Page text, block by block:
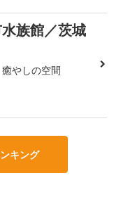
族館／茨城
やしの空間
キング